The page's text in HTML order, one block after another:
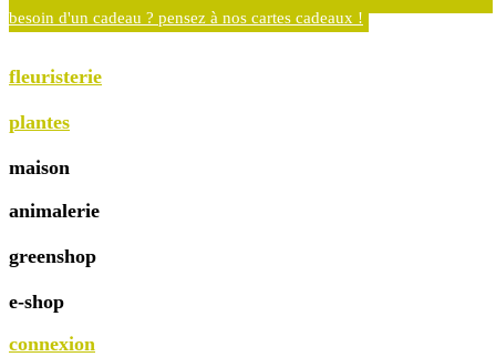
besoin d'un cadeau ? pensez à nos cartes cadeaux !
fleuristerie
plantes
maison
animalerie
greenshop
e-shop
connexion